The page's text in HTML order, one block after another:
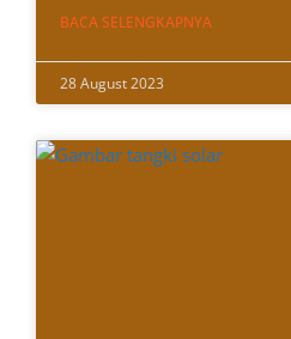
BACA SELENGKAPNYA
28 August 2023